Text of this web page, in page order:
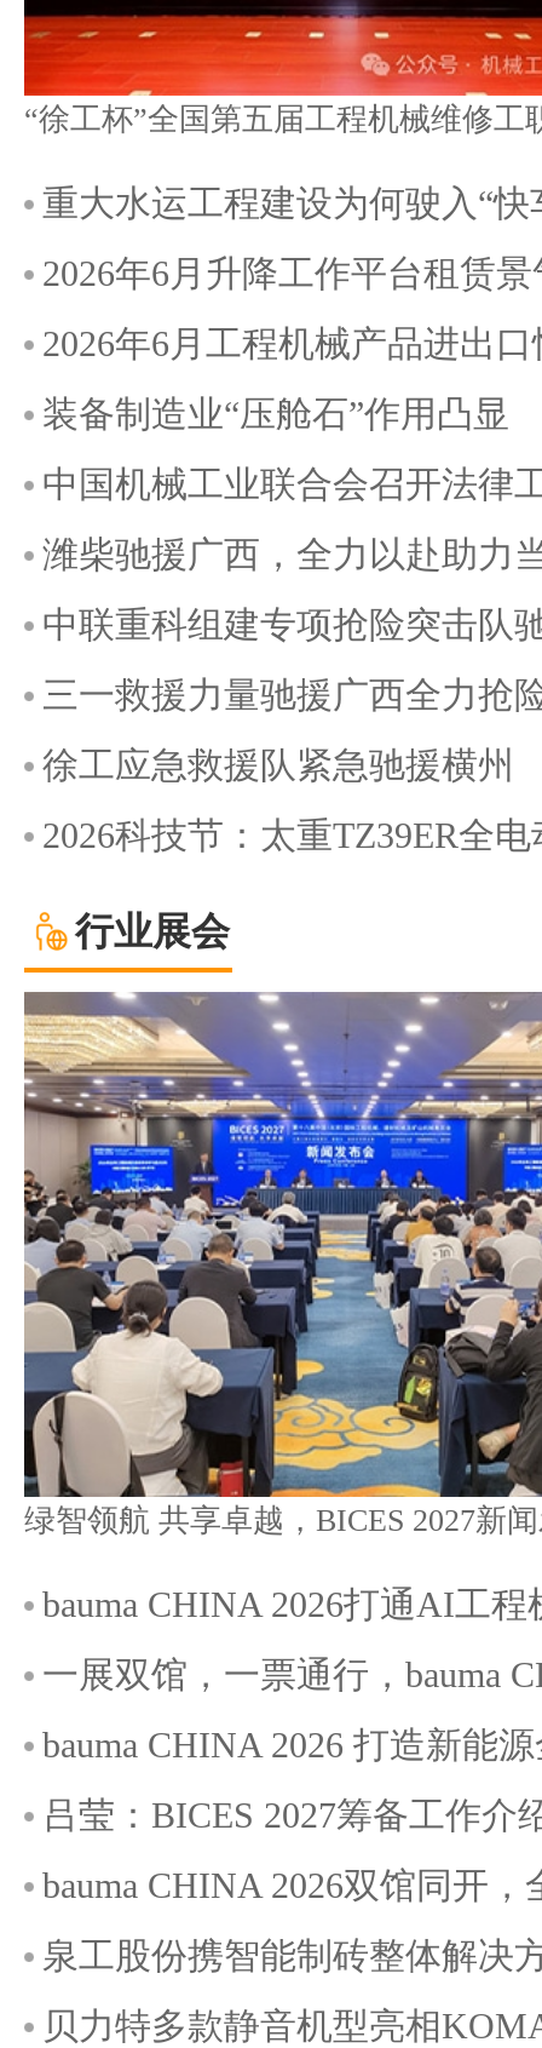
重大水运工程建设为何驶入“快
2026年6月升降工作平台租赁
2026年6月工程机械产品进出
装备制造业“压舱石”作用凸显
中国机械工业联合会召开法律
潍柴驰援广西，全力以赴助力
中联重科组建专项抢险突击队
三一救援力量驰援广西全力抢
徐工应急救援队紧急驰援横州
2026科技节：太重TZ39ER全
行业展会
bauma CHINA 2026打通AI工
一展双馆，一票通行，bauma
bauma CHINA 2026 打造新能
吕莹：BICES 2027筹备工作介
bauma CHINA 2026双馆同开
泉工股份携智能制砖整体解决
贝力特多款静音机型亮相